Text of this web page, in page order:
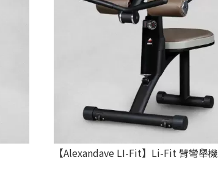
【Alexandave LI-Fit】Li-Fit 臂彎舉機